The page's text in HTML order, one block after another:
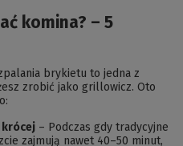
komina? – 5
brykietu to jedna z
zrobić jako grillowicz. Oto
krócej – Podczas gdy tradycyjne
zajmują nawet 40–50 minut,